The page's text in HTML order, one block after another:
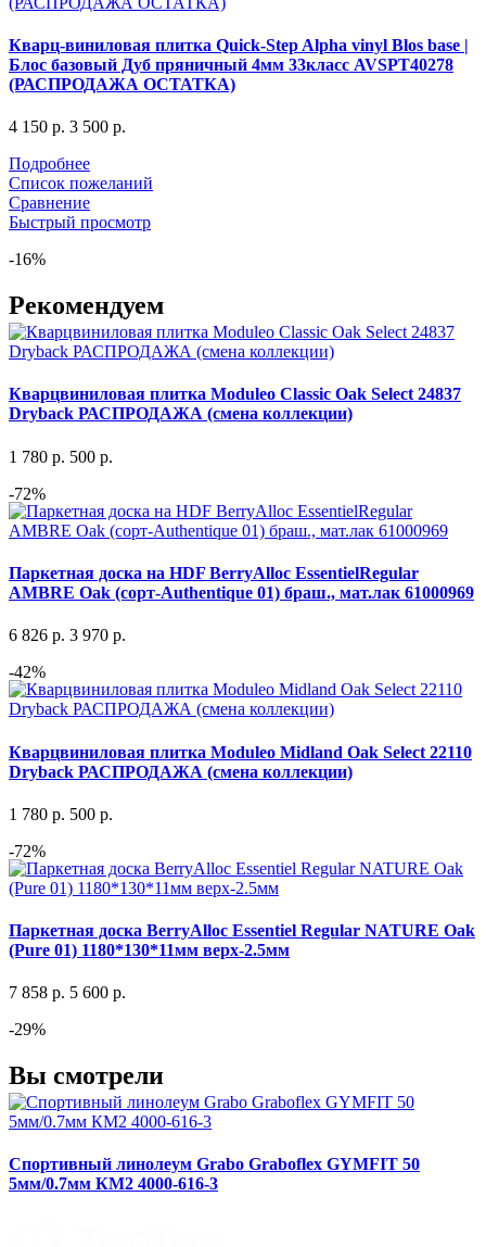
Кварц-виниловая плитка Quick-Step Alpha vinyl Blos base |
Блос базовый Дуб пряничный 4мм 33класс AVSPT40278
(РАСПРОДАЖА ОСТАТКА)
4 150 р. 3 500 р.
Подробнее
Список пожеланий
Сравнение
Быстрый просмотр
-16%
Рекомендуем
Кварцвиниловая плитка Moduleo Classic Oak Select 24837
Dryback РАСПРОДАЖА (смена коллекции)
1 780 р. 500 р.
-72%
Паркетная доска на HDF BerryAlloc EssentielRegular
AMBRE Oak (сорт-Authentique 01) браш., мат.лак 61000969
6 826 р. 3 970 р.
-42%
Кварцвиниловая плитка Moduleo Midland Oak Select 22110
Dryback РАСПРОДАЖА (смена коллекции)
1 780 р. 500 р.
-72%
Паркетная доска BerryAlloc Essentiel Regular NATURE Oak
(Pure 01) 1180*130*11мм верх-2.5мм
7 858 р. 5 600 р.
-29%
Вы смотрели
Спортивный линолеум Grabo Graboflex GYMFIT 50
5мм/0.7мм КМ2 4000-616-3